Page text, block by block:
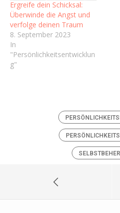
Ergreife dein Schicksal:
Überwinde die Angst und
verfolge deinen Traum
8. September 2023
In
"Persönlichkeitsentwicklun
g"